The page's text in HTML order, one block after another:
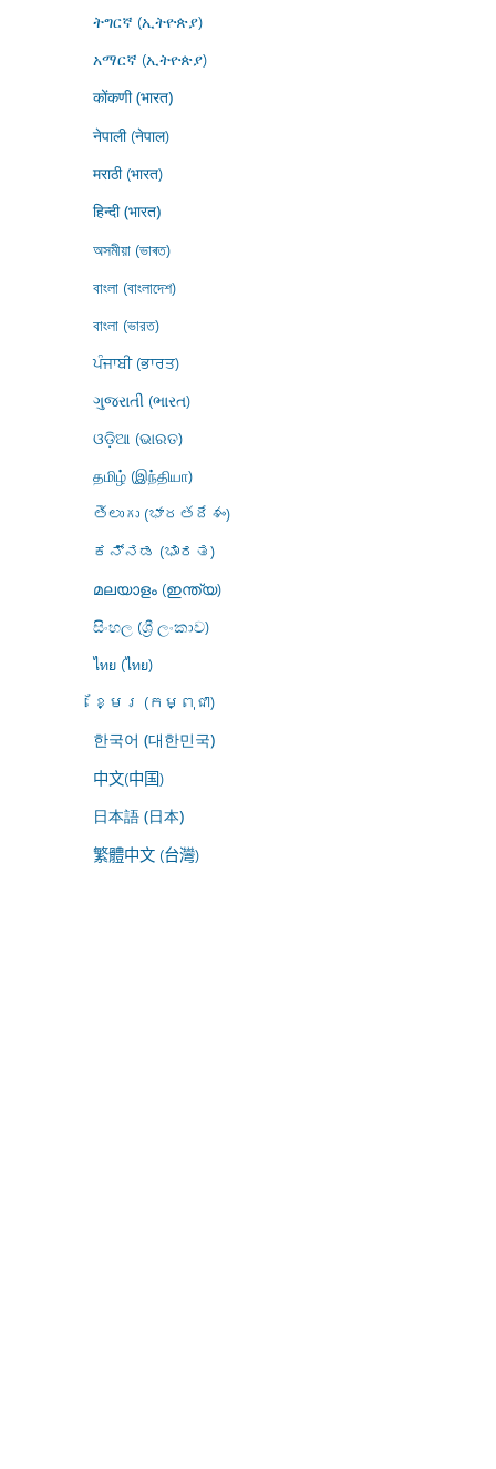
ትግርኛ (ኢትዮጵያ)
አማርኛ (ኢትዮጵያ)
कोंकणी (भारत)
नेपाली (नेपाल)
मराठी (भारत)
हिन्दी (भारत)
অসমীয়া (ভাৰত)
বাংলা (বাংলাদেশ)
বাংলা (ভারত)
ਪੰਜਾਬੀ (ਭਾਰਤ)
ગુજરાતી (ભારત)
ଓଡ଼ିଆ (ଭାରତ)
தமிழ் (இந்தியா)
తెలుగు (భారతదేశం)
ಕನ್ನಡ (ಭಾರತ)
മലയാളം (ഇന്ത്യ)
සිංහල (ශ්‍රී ලංකාව)
ไทย (ไทย)
ខ្មែរ (កម្ពុជា)
한국어 (대한민국)
中文(中国)
日本語 (日本)
繁體中文 (台灣)